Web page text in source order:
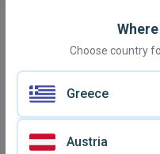
Choose country
Greece
Austria